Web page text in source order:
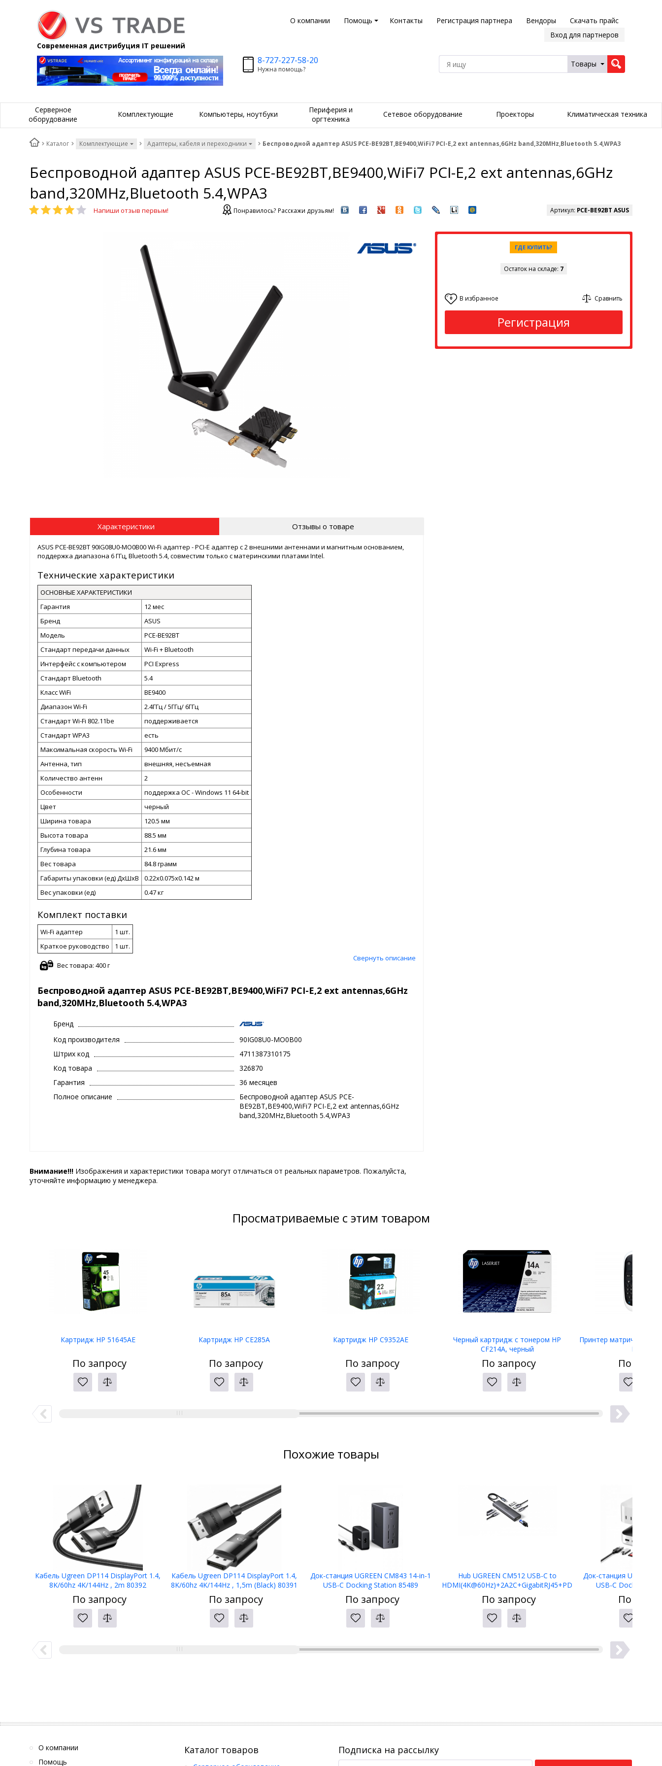
О компании Помощь Контакты Регистрация партнера Вендоры
Скачать прайс
Вход для партнеров
Современная дистрибуция IT решений
8-727-227-58-20
Нужна помощь?
Товары
Серверное
оборудование
Комплектующие Компьютеры, ноутбуки
Периферия и
оргтехника
Сетевое оборудование Проекторы Климатическая техника
Каталог Комплектующие Адаптеры, кабеля и переходники Беспроводной адаптер ASUS PCE-BE92BT,BE9400,WiFi7 PCI-E,2 ext antennas,6GHz band,320MHz,Bluetooth 5.4,WPA3
Беспроводной адаптер ASUS PCE-BE92BT,BE9400,WiFi7 PCI-E,2 ext antennas,6GHz
band,320MHz,Bluetooth 5.4,WPA3
Напиши отзыв первым! Понравилось? Расскажи друзьям! Артикул: PCE-BE92BT ASUS
ГДЕ КУПИТЬ?
Остаток на складе: 7
0 В избранное Сравнить
Регистрация
Характеристики Отзывы о товаре
ASUS PCE-BE92BT 90IG08U0-MO0B00 Wi-Fi адаптер - PCI-E адаптер с 2 внешними антеннами и магнитным основанием,
поддержка диапазона 6 ГГц, Bluetooth 5.4, совместим только с материнскими платами Intel.
Технические характеристики
ОСНОВНЫЕ ХАРАКТЕРИСТИКИ
Гарантия
12 мес
Бренд
ASUS
Модель
PCE-BE92BT
Стандарт передачи данных
Wi-Fi + Bluetooth
Интерфейс с компьютером
PCI Express
Стандарт Bluetooth
5.4
Класс WiFi
BE9400
Диапазон Wi-Fi
2.4ГГц / 5ГГц/ 6ГГц
Стандарт Wi-Fi 802.11be
поддерживается
Стандарт WPA3
есть
Максимальная скорость Wi-Fi
9400 Мбит/с
Антенна, тип
внешняя, несъемная
Количество антенн
2
Особенности
поддержка ОС - Windows 11 64-bit
Цвет
черный
Ширина товара
120.5 мм
Высота товара
88.5 мм
Глубина товара
21.6 мм
Вес товара
84.8 грамм
Габариты упаковки (ед) ДхШхВ
0.22x0.075x0.142 м
Вес упаковки (ед)
0.47 кг
Комплект поставки
Wi-Fi адаптер
1 шт.
Краткое руководство
1 шт.
Свернуть описание
Вес товара: 400 г
Беспроводной адаптер ASUS PCE-BE92BT,BE9400,WiFi7 PCI-E,2 ext antennas,6GHz
band,320MHz,Bluetooth 5.4,WPA3
Бренд
Код производителя
90IG08U0-MO0B00
Штрих код
4711387310175
Код товара
326870
Гарантия
36 месяцев
Полное описание
Беспроводной адаптер ASUS PCE-
BE92BT,BE9400,WiFi7 PCI-E,2 ext antennas,6GHz
band,320MHz,Bluetooth 5.4,WPA3
Внимание!!! Изображения и характеристики товара могут отличаться от реальных параметров. Пожалуйста,
уточняйте информацию у менеджера.
Просматриваемые с этим товаром
Картридж HP 51645AE
По запросу
Картридж HP CE285A
По запросу
Картридж HP C9352AE
По запросу
Черный картридж с тонером HP
CF214A, черный
По запросу
Принтер матричный
LW-400
По
Похожие товары
Кабель Ugreen DP114 DisplayPort 1.4,
8K/60hz 4K/144Hz , 2m 80392
По запросу
Кабель Ugreen DP114 DisplayPort 1.4,
8K/60hz 4K/144Hz , 1,5m (Black) 80391
По запросу
Док-станция UGREEN CM843 14-in-1
USB-C Docking Station 85489
По запросу
Hub UGREEN CM512 USB-C to
HDMI(4K@60Hz)+2A2C+GigabitRJ45+PD
(100W) 45000
По запросу
Док-станция UGREEN
USB-C Docking
По
О компании
Помощь
Каталог товаров Подписка на рассылку